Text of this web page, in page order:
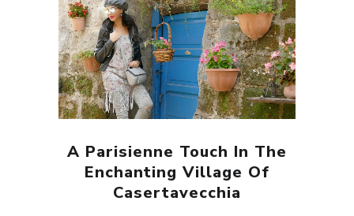
A Parisienne Touch In The
Enchanting Village Of
Casertavecchia